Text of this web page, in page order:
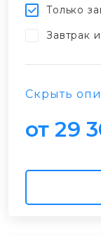
Только
Завтрак
от 29